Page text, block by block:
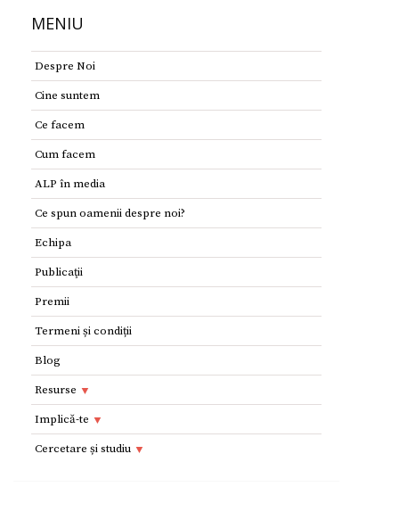
MENIU
Despre Noi
Cine suntem
Ce facem
Cum facem
ALP în media
Ce spun oamenii despre noi?
Echipa
Publicaţii
Premii
Termeni și condiții
Blog
Resurse
Resurse
Adolescenţi şi tineri
Implică-te
Implică-te
Cercetare și studiu